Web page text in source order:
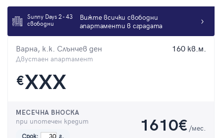
Sunny Days 2 - 43
свободни
Вижте всички свободни
апартаменти в сградата
Варна, к.к. Слънчев ден
Двустаен апартамент
160 кв.м.
€XXX
МЕСЕЧНА ВНОСКА
при ипотечен кредит
Срок: г.
1610€ /мес.
Забравена парола
Регистрация